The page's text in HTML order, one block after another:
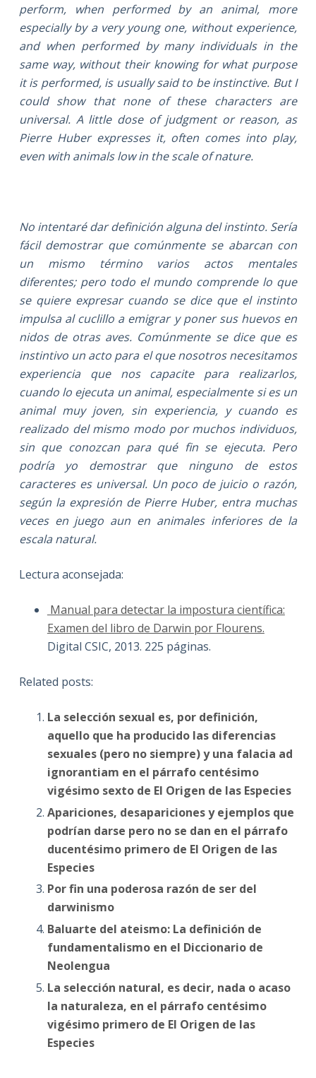
perform, when performed by an animal, more
especially by a very young one, without experience,
and when performed by many individuals in the
same way, without their knowing for what purpose
it is performed, is usually said to be instinctive. But I
could show that none of these characters are
universal. A little dose of judgment or reason, as
Pierre Huber expresses it, often comes into play,
even with animals low in the scale of nature.
No intentaré dar definición alguna del instinto. Sería
fácil demostrar que comúnmente se abarcan con
un mismo término varios actos mentales
diferentes; pero todo el mundo comprende lo que
se quiere expresar cuando se dice que el instinto
impulsa al cuclillo a emigrar y poner sus huevos en
nidos de otras aves. Comúnmente se dice que es
instintivo un acto para el que nosotros necesitamos
experiencia que nos capacite para realizarlos,
cuando lo ejecuta un animal, especialmente si es un
animal muy joven, sin experiencia, y cuando es
realizado del mismo modo por muchos individuos,
sin que conozcan para qué fin se ejecuta. Pero
podría yo demostrar que ninguno de estos
caracteres es universal. Un poco de juicio o razón,
según la expresión de Pierre Huber, entra muchas
veces en juego aun en animales inferiores de la
escala natural.
Lectura aconsejada:
Manual para detectar la impostura científica:
Examen del libro de Darwin por Flourens.
Digital CSIC, 2013. 225 páginas.
Related posts:
La selección sexual es, por definición,
aquello que ha producido las diferencias
sexuales (pero no siempre) y una falacia ad
ignorantiam en el párrafo centésimo
vigésimo sexto de El Origen de las Especies
Apariciones, desapariciones y ejemplos que
podrían darse pero no se dan en el párrafo
ducentésimo primero de El Origen de las
Especies
Por fin una poderosa razón de ser del
darwinismo
Baluarte del ateismo: La definición de
fundamentalismo en el Diccionario de
Neolengua
La selección natural, es decir, nada o acaso
la naturaleza, en el párrafo centésimo
vigésimo primero de El Origen de las
Especies